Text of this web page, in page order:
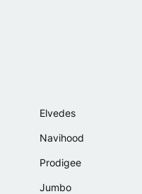
Elvedes
Navihood
Prodigee
Jumbo